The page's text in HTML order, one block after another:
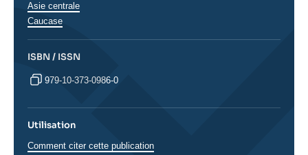
Asie centrale
Caucase
ISBN / ISSN
979-10-373-0986-0
Utilisation
Comment citer cette publication